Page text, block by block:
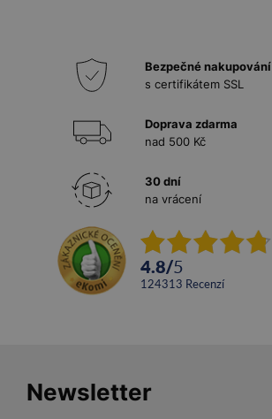
Bezpečné nakupování
s certifikátem SSL
Doprava zdarma
nad 500 Kč
30 dní
na vrácení
4.8/5
124313 recenzí
Newsletter